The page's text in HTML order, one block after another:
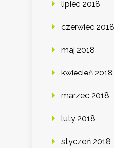
lipiec 2018
czerwiec 2018
maj 2018
kwiecień 2018
marzec 2018
luty 2018
styczeń 2018